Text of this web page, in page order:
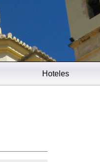
Hoteles